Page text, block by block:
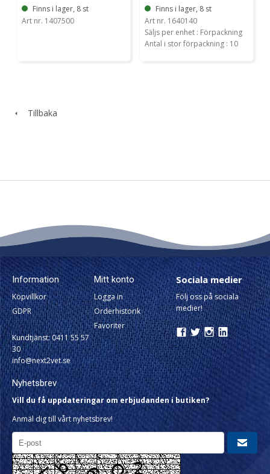
Finns i lager, 8 st
Art nr. 1407500
Finns i lager, 8 st
Art nr. 1640140
Säljs per enhet : Förpackning
Antal i stor förpackning : 10
Tillbaka
Information
Köpvillkor
GDPR
Kundtjänst: 0411 55 57
30
info@next2vet.se
Mitt konto
Logga in
Orderhistorik
Favoriter
Sociala medier
Följ oss på sociala
medier!
Nyhetsbrev
Vill du få uppdateringar om erbjudanden i butiken?
Anmäl dig till vårt nyhetsbrev!